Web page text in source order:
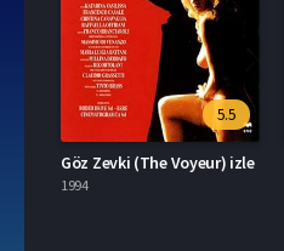
5.5
Göz Zevki (The Voyeur) izle
1994